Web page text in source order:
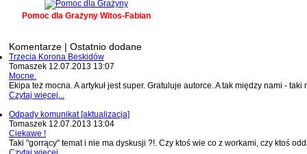
Pomoc dla Grażyny Witos-Fabian
Komentarze | Ostatnio dodane
Trzecia Korona Beskidów
Tomaszek 12.07.2013 13:07
Mocne.
Ekipa też mocna. A artykuł jest super. Gratuluje autorce. A tak między nami - taki
Czytaj więcej...
Odpady komunikat [aktualizacja]
Tomaszek 12.07.2013 13:04
Ciekawe !
Taki "gorrący" temat i nie ma dyskusji ?!. Czy ktoś wie co z workami, czy ktoś